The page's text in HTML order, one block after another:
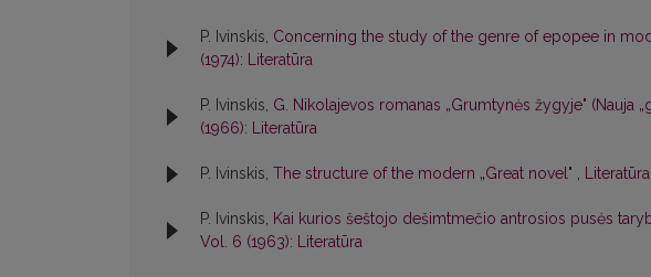
P. Ivinskis, Concerning the study of the genre of epopee in
(1974): Literatūra
P. Ivinskis, G. Nikolajevos romanas „Grumtynės žygyje" (Nauja
(1966): Literatūra
P. Ivinskis, The structure of the modern „Great novel" ,
P. Ivinskis, Kai kurios šeštojo dešimtmečio antrosios pusės
Vol. 6 (1963): Literatūra